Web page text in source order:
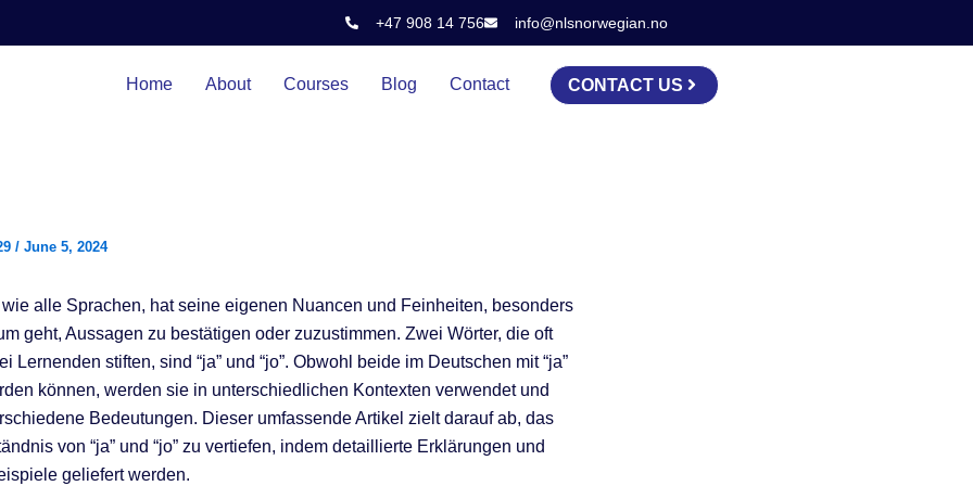
+47 908 14 756 info@nlsnorwegian.no
Home About Courses Blog Contact CONTACT US
/ June 5, 2024
alle Sprachen, hat seine eigenen Nuancen und Feinheiten, besonders
geht, Aussagen zu bestätigen oder zuzustimmen. Zwei Wörter, die oft
Lernenden stiften, sind “ja” und “jo”. Obwohl beide im Deutschen mit “ja”
können, werden sie in unterschiedlichen Kontexten verwendet und
Bedeutungen. Dieser umfassende Artikel zielt darauf ab, das
von “ja” und “jo” zu vertiefen, indem detaillierte Erklärungen und
geliefert werden.